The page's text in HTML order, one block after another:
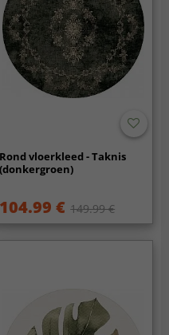
Rond vloerkleed - Taknis
(donkergroen)
104.99 € 149.99 €